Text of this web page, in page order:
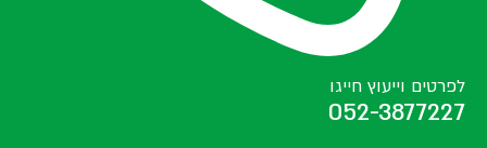
לפרטים וייעוץ חייגו
052-3877227